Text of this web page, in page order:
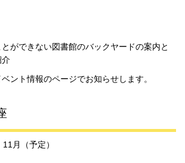
ができない図書館のバックヤードの案内と
介
ント情報のページでお知らせします。
月（予定）